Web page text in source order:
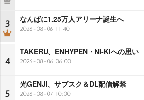
3 なんばに1.25万人アリーナ誕生へ
2026-08-06 11:40
4
TAKERU、ENHYPEN・NI-KIへの思い
2026-08-06 06:00
5
光GENJI、サブスク＆DL配信解禁
2026-08-07 10:00